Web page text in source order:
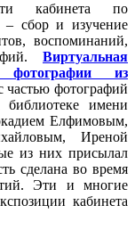
кабинета по
– сбор и изучение
воспоминаний,
Виртуальная
фотографии из
частью фотографий
имени
Елфимовым,
Иреной
из них присылал
сделана во время
Эти и многие
кабинета